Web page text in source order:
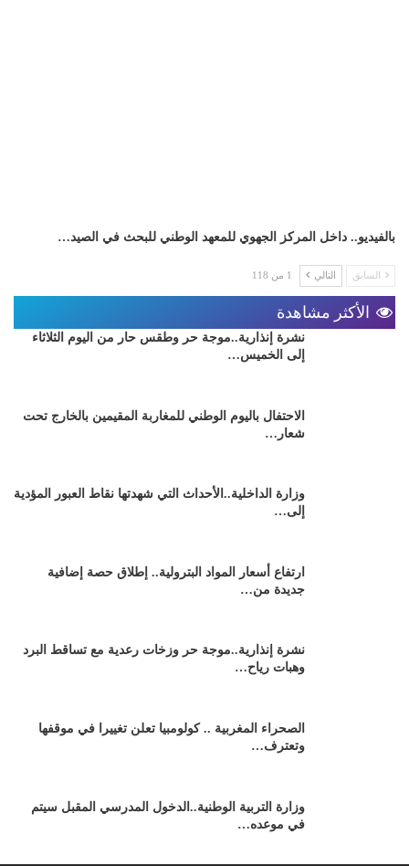
بالفيديو.. داخل المركز الجهوي للمعهد الوطني للبحث في الصيد…
السابق التالي 1 من 118
الأكثر مشاهدة
نشرة إنذارية..موجة حر وطقس حار من اليوم الثلاثاء
إلى الخميس…
الاحتفال باليوم الوطني للمغاربة المقيمين بالخارج تحت
شعار…
وزارة الداخلية..الأحداث التي شهدتها نقاط العبور المؤدية
إلى…
ارتفاع أسعار المواد البترولية.. إطلاق حصة إضافية
جديدة من…
نشرة إنذارية..موجة حر وزخات رعدية مع تساقط البرد
وهبات رياح…
الصحراء المغربية .. كولومبيا تعلن تغييرا في موقفها
وتعترف…
وزارة التربية الوطنية..الدخول المدرسي المقبل سیتم
في موعده…